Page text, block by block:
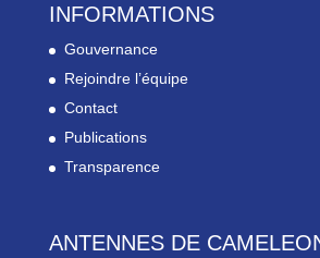
INFORMATIONS
Gouvernance
Rejoindre l’équipe
Contact
Publications
Transparence
ANTENNES DE